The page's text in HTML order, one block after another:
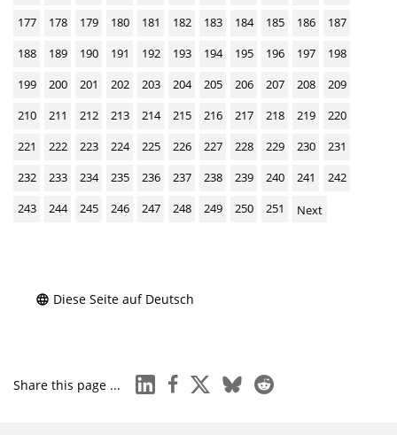
177
178 179 180 181 182 183 184 185 186
187
188
189 190 191 192 193 194 195 196 197
198
199
200 201 202 203 204 205 206 207 208
209
210
211 212 213 214 215 216 217 218 219
220
221
222 223 224 225 226 227 228 229 230
231
232
233 234 235 236 237 238 239 240 241
242
243
244 245 246 247 248 249 250 251 Next
Diese Seite auf Deutsch
Share this page ... linkedinfacebook
x blueskyreddit